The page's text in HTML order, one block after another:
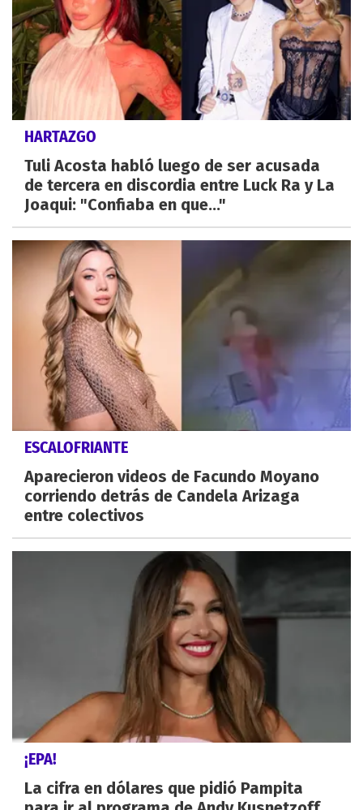
HARTAZGO
Tuli Acosta habló luego de ser acusada
de tercera en discordia entre Luck Ra y La
Joaqui: "Confiaba en que..."
ESCALOFRIANTE
Aparecieron videos de Facundo Moyano
corriendo detrás de Candela Arizaga
entre colectivos
¡EPA!
La cifra en dólares que pidió Pampita